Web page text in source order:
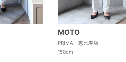
MOTO
PRIMA 恵比寿店
150cm